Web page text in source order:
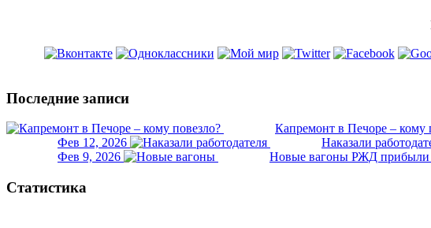
Последние записи
Капремонт в Печоре – кому
Фев 12, 2026
Наказали
Фев 9, 2026
Новые вагоны РЖД прибыли
Статистика